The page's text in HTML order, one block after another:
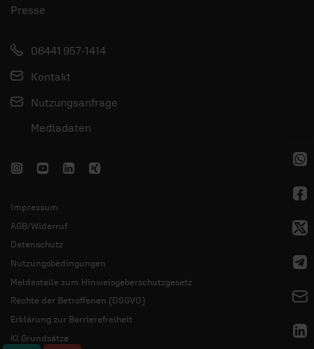
Presse
06441 957-1414
Kontakt
Nutzungsanfrage
Mediadaten
Impressum
AGB/Widerruf
Datenschutz
Nutzungsbedingungen
Meldestelle zum Hinweisgeberschutzgesetz
Rechte der Betroffenen (DSGVO)
Erklärung zur Barrierefreiheit
KI Grundsätze